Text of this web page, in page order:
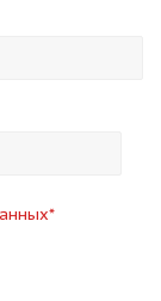
*